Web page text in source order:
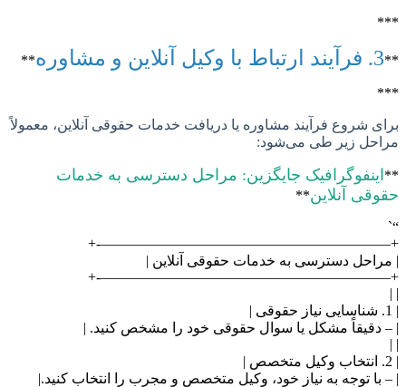
**
شروع فرآیند مشاوره یا دریافت خدمات حقوقی آنلاین، معمولاً
زیر طی می‌شود:
جایگزین: مراحل دسترسی به خدمات
آنلاین**
دسترسی به خدمات حقوقی آنلاین |
مشکل یا سوال حقوقی خود را مشخص کنید. |
توجه به نیاز خود، وکیل متخصص و مجرب را انتخاب کنید.|